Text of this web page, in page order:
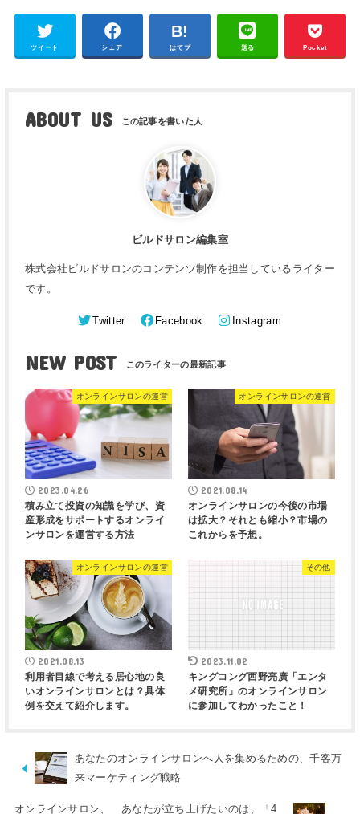
ツイート シェア はてブ 送る Pocket
ABOUT US
ビルドサロン編集室
株式会社ビルドサロンのコンテンツ制作を担当しているライター
です。
Twitter Facebook Instagram
NEW POST
オンラインサロンの運営
2023.04.26
積み立て投資の知識を学び、資
産形成をサポートするオンライ
ンサロンを運営する方法
オンラインサロンの運営
2021.08.14
オンラインサロンの今後の市場
は拡大？それとも縮小？市場の
これからを予想。
オンラインサロンの運営
2021.08.13
利用者目線で考える居心地の良
いオンラインサロンとは？具体
例を交えて紹介します。
その他
2023.11.02
キングコング西野亮廣「エンタ
メ研究所」のオンラインサロン
に参加してわかったこと！
あなたのオンラインサロンへ人を集めるための、千客万
来マーケティング戦略
オンラインサロン、 あなたが立ち上げたいのは、「4